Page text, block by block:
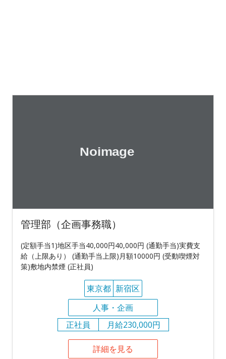
管理部（企画事務職）
(定額手当1)地区手当40,000円40,000円 (通勤手当)実費支
給（上限あり） (通勤手当上限)月額10000円 (受動喫煙対
策)敷地内禁煙 (正社員)
東京都 新宿区
人事・企画
正社員
月給230,000円
詳細を見る